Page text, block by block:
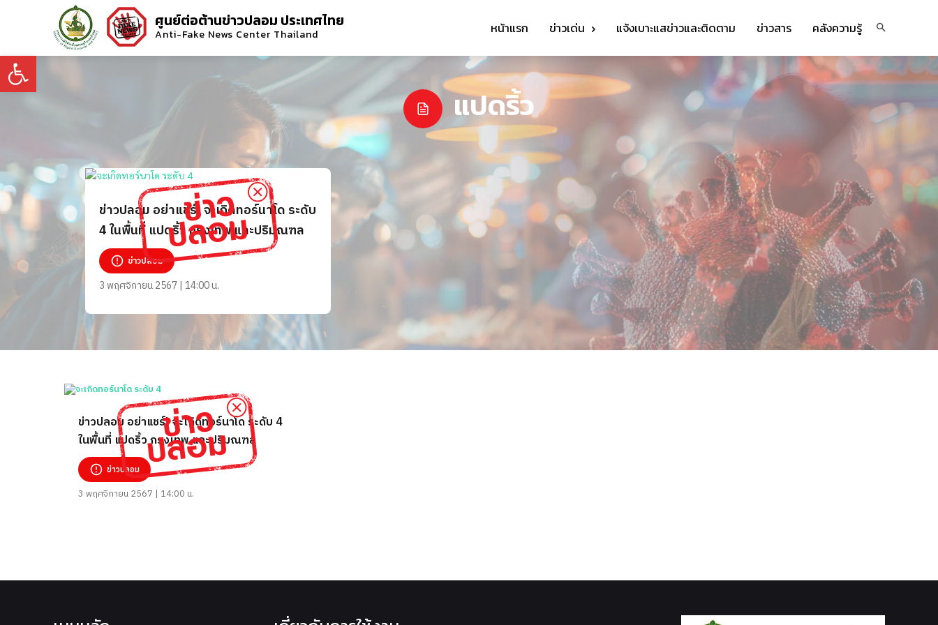
Open toolbar
ศูนย์ต่อต้านข่าวปลอม ประเทศไทย
Anti-Fake News Center Thailand หน้าแรก ข่าวเด่น แจ้งเบาะแสข่าวและติดตาม ข่าวสาร คลังความรู้
แปดริ้ว
ข่าวปลอม อย่าแชร์! จะเกิดทอร์นาโด ระดับ
4 ในพื้นที่ แปดริ้ว กรุงเทพ และปริมณฑล
ข่าวปลอม
3 พฤศจิกายน 2567 | 14:00 น.
ข่าวปลอม อย่าแชร์! จะเกิดทอร์นาโด ระดับ 4
ในพื้นที่ แปดริ้ว กรุงเทพ และปริมณฑล
ข่าวปลอม
3 พฤศจิกายน 2567 | 14:00 น.